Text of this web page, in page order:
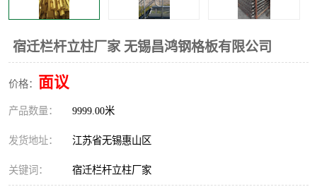
宿迁栏杆立柱厂家 无锡昌鸿钢格板有限公司
价格： 面议
产品数量： 9999.00米
发货地址： 江苏省无锡惠山区
关键词： 宿迁栏杆立柱厂家